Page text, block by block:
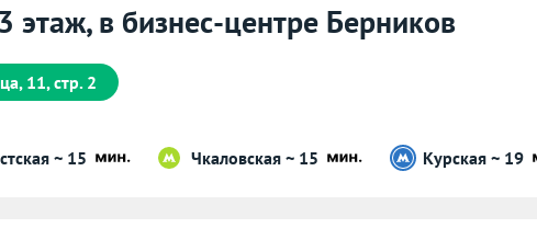
в бизнес-центре Берников
11, стр. 2
~ 15 Чкаловская ~ 15 Курская ~ 19